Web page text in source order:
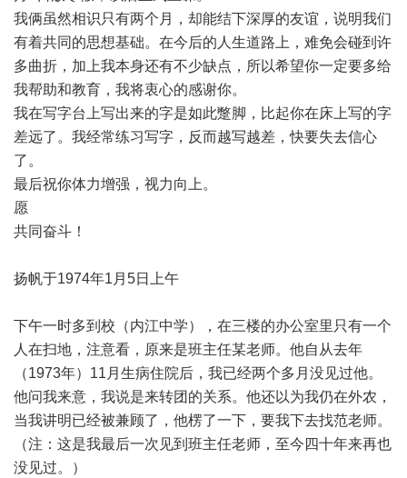
我俩虽然相识只有两个月，却能结下深厚的友谊，说明我们
有着共同的思想基础。在今后的人生道路上，难免会碰到许
多曲折，加上我本身还有不少缺点，所以希望你一定要多给
我帮助和教育，我将衷心的感谢你。
我在写字台上写出来的字是如此蹩脚，比起你在床上写的字
差远了。我经常练习写字，反而越写越差，快要失去信心
了。
最后祝你体力增强，视力向上。
愿
共同奋斗！
扬帆于1974年1月5日上午
下午一时多到校（内江中学），在三楼的办公室里只有一个
人在扫地，注意看，原来是班主任某老师。他自从去年
（1973年）11月生病住院后，我已经两个多月没见过他。
他问我来意，我说是来转团的关系。他还以为我仍在外农，
当我讲明已经被兼顾了，他楞了一下，要我下去找范老师。
（注：这是我最后一次见到班主任老师，至今四十年来再也
没见过。）